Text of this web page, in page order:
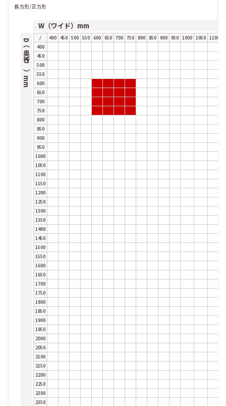
長方形/正方形
W（ワイド）mm
D（奥行き）mm
/ 400 450 500 550 600 650 700 750 800 850 900 950 1000 1050 1100
400
450
500
550
600
650
700
750
800
850
900
950
1000
1050
1100
1150
1200
1250
1300
1350
1400
1450
1500
1550
1600
1650
1700
1750
1800
1850
1900
1950
2000
2050
2100
2150
2200
2250
2300
2350